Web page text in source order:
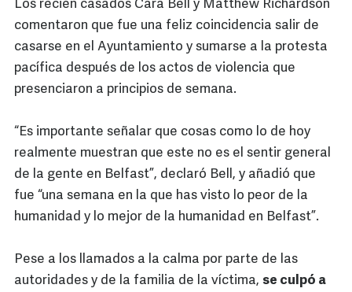
Los recién casados Cara Bell y Matthew Richardson
comentaron que fue una feliz coincidencia salir de
casarse en el Ayuntamiento y sumarse a la protesta
pacífica después de los actos de violencia que
presenciaron a principios de semana.
“Es importante señalar que cosas como lo de hoy
realmente muestran que este no es el sentir general
de la gente en Belfast”, declaró Bell, y añadió que
fue “una semana en la que has visto lo peor de la
humanidad y lo mejor de la humanidad en Belfast”.
Pese a los llamados a la calma por parte de las
autoridades y de la familia de la víctima, se culpó a